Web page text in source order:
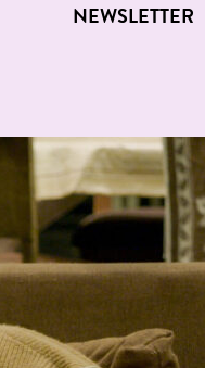
NEWSLETTER